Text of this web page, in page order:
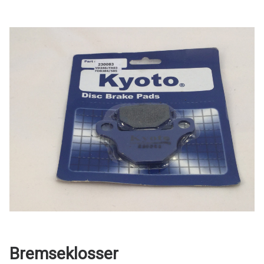
Bremseklosser